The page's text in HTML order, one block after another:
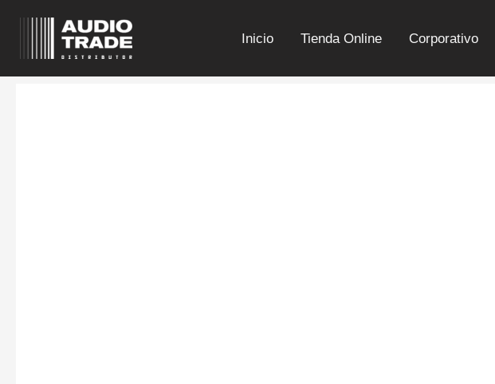
contenido
Inicio Tienda Online Corporativo